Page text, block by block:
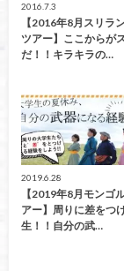
2016.7.3
【2016年8月スリラ
ツアー】ここからが
だ！！キラキラの…
2019.6.28
【2019年8月モンゴ
アー】周りに差をつ
生！！自分の武…